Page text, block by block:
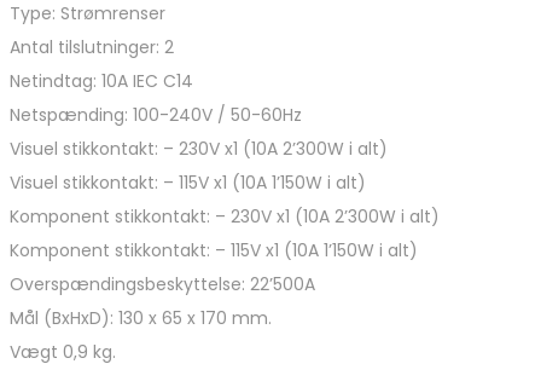
Type: Strømrenser
Antal tilslutninger: 2
Netindtag: 10A IEC C14
Netspænding: 100-240V / 50-60Hz
Visuel stikkontakt: – 230V x1 (10A 2’300W i alt)
Visuel stikkontakt: – 115V x1 (10A 1’150W i alt)
Komponent stikkontakt: – 230V x1 (10A 2’300W i alt)
Komponent stikkontakt: – 115V x1 (10A 1’150W i alt)
Overspændingsbeskyttelse: 22’500A
Mål (BxHxD): 130 x 65 x 170 mm.
Vægt 0,9 kg.